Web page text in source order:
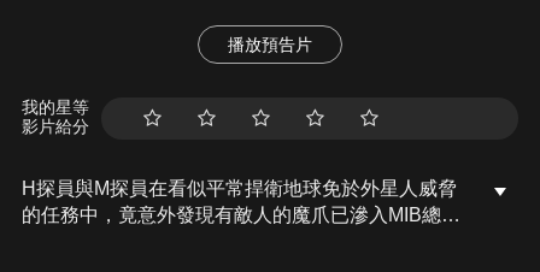
播放預告片
我的星等
影片給分
H探員與M探員在看似平常捍衛地球免於外星人威脅
的任務中，竟意外發現有敵人的魔爪已滲入MIB總